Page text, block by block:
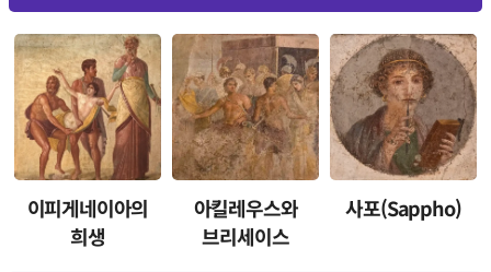
이피게네이아의
희생
아킬레우스와
브리세이스
사포(Sappho)